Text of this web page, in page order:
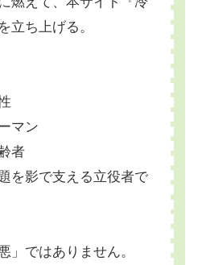
立ち上げる。
マン
者
を影で支える立役者で
」ではありません。